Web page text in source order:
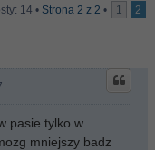
14 • Strona 2 z 2 • 1 2
pasie tylko w
mniejszy badz